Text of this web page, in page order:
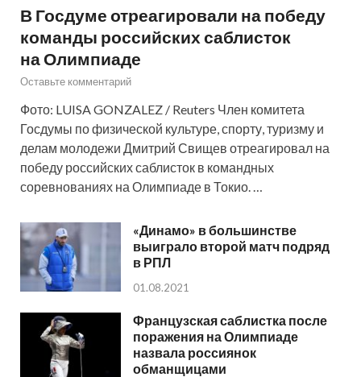
В Госдуме отреагировали на победу
команды российских саблисток
на Олимпиаде
Оставьте комментарий
Фото: LUISA GONZALEZ / Reuters Член комитета
Госдумы по физической культуре, спорту, туризму и
делам молодежи Дмитрий Свищев отреагировал на
победу российских саблисток в командных
соревнованиях на Олимпиаде в Токио. …
«Динамо» в большинстве
выиграло второй матч подряд
в РПЛ
01.08.2021
Французская саблистка после
поражения на Олимпиаде
назвала россиянок
обманщицами